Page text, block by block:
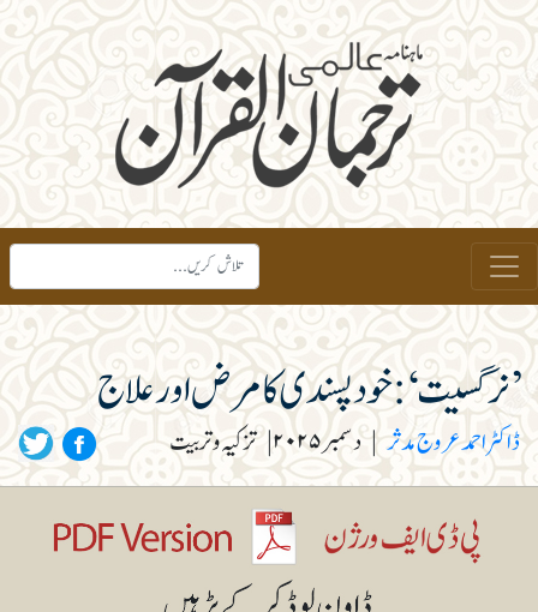
’نرگسیت‘: خود پسندی کا مرض اور علاج
ڈاکٹر احمد عروج مدثر | دسمبر ۲۰۲۵ | تزکیہ و تربیت